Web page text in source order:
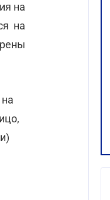
на
на